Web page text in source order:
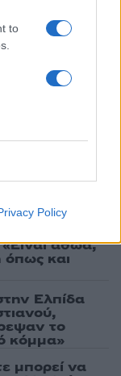
to
Policy
για τρεις
mafia
από την
που θα
αθώα,
όπως και
Ελπίδα
το
κόμμα»
μπορεί να